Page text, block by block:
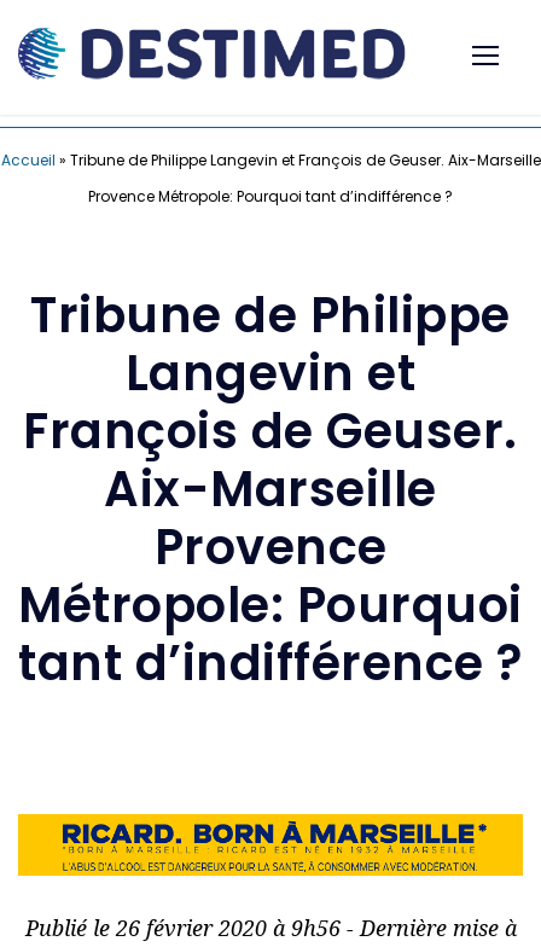
Accueil » Tribune de Philippe Langevin et François de Geuser. Aix-Marseille
Provence Métropole: Pourquoi tant d’indifférence ?
Tribune de Philippe
Langevin et
François de Geuser.
Aix-Marseille
Provence
Métropole: Pourquoi
tant d’indifférence ?
Publié le 26 février 2020 à 9h56 - Dernière mise à